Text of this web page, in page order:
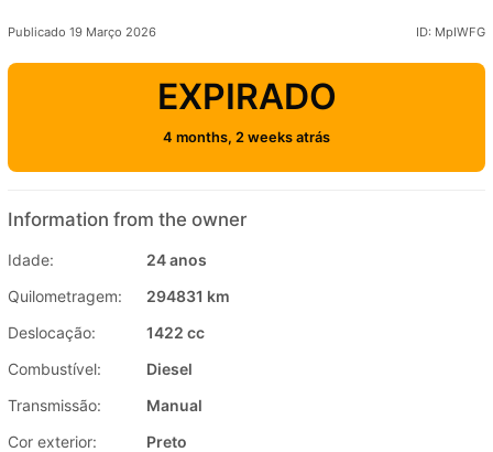
Publicado 19 Março 2026 ID: MpIWFG
EXPIRADO
4 months, 2 weeks atrás
Information from the owner
Idade:
24 anos
Quilometragem:
294831 km
Deslocação:
1422 cc
Combustível:
Diesel
Transmissão:
Manual
Cor exterior:
Preto